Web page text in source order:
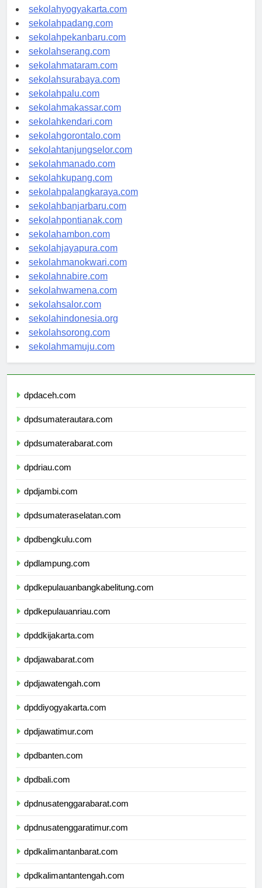
sekolahsemarang.com
sekolahyogyakarta.com
sekolahpadang.com
sekolahpekanbaru.com
sekolahserang.com
sekolahmataram.com
sekolahsurabaya.com
sekolahpalu.com
sekolahmakassar.com
sekolahkendari.com
sekolahgorontalo.com
sekolahtanjungselor.com
sekolahmanado.com
sekolahkupang.com
sekolahpalangkaraya.com
sekolahbanjarbaru.com
sekolahpontianak.com
sekolahambon.com
sekolahjayapura.com
sekolahmanokwari.com
sekolahnabire.com
sekolahwamena.com
sekolahsalor.com
sekolahindonesia.org
sekolahsorong.com